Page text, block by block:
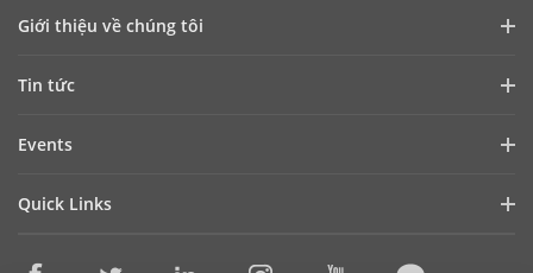
Giới thiệu về chúng tôi
An ninh mạng
Tin tức
Câu chuyện thành công
Events
Quick Links